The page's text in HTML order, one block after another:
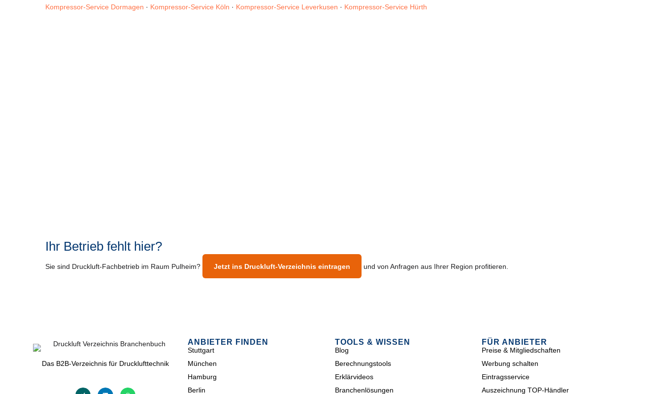
Kompressor-Service Dormagen · Kompressor-Service Köln · Kompressor-Service Leverkusen · Kompressor-Service Hürth
Ihr Betrieb fehlt hier?
Sie sind Druckluft-Fachbetrieb im Raum Pulheim? Jetzt ins Druckluft-Verzeichnis eintragen und von Anfragen aus Ihrer Region profitieren.
Das B2B-Verzeichnis für Drucklufttechnik
ANBIETER FINDEN
Stuttgart
München
Hamburg
Berlin
TOOLS & WISSEN
Blog
Berechnungstools
Erklärvideos
Branchenlösungen
FÜR ANBIETER
Preise & Mitgliedschaften
Werbung schalten
Eintragsservice
Auszeichnung TOP-Händler